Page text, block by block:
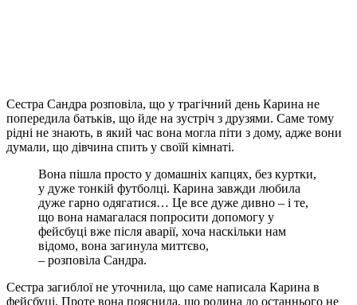
Сестра Сандра розповіла, що у трагічний день Карина не
попередила батьків, що йде на зустріч з друзями. Саме тому
рідні не знають, в який час вона могла піти з дому, адже вони
думали, що дівчина спить у своїй кімнаті.
Вона пішла просто у домашніх капцях, без куртки,
у дуже тонкій футболці. Карина завжди любила
дуже гарно одягатися… Це все дуже дивно – і те,
що вона намагалася попросити допомогу у
фейсбуці вже після аварії, хоча наскільки нам
відомо, вона загинула миттєво,
– розповіла Сандра.
Сестра загиблої не уточнила, що саме написала Карина в
фейсбуці. Проте вона пояснила, що родина до останнього не